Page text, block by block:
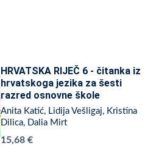
HRVATSKA RIJEČ 6 - čitanka iz
hrvatskoga jezika za šesti
razred osnovne škole
Anita Katić, Lidija Vešligaj, Kristina
Dilica, Dalia Mirt
15,68 €